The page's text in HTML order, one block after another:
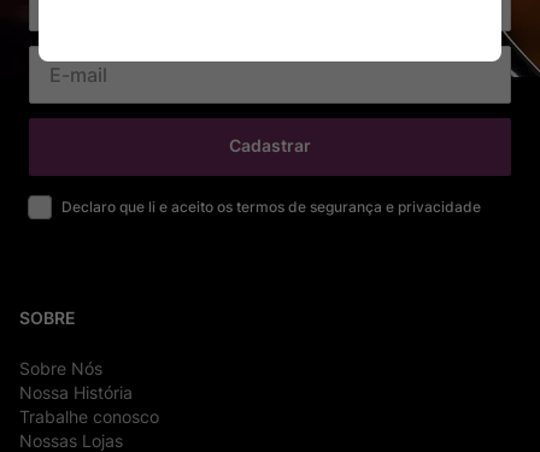
Cadastrar
Declaro que li e aceito os termos de segurança e privacidade
SOBRE
Sobre Nós
Nossa História
Trabalhe conosco
Nossas Lojas